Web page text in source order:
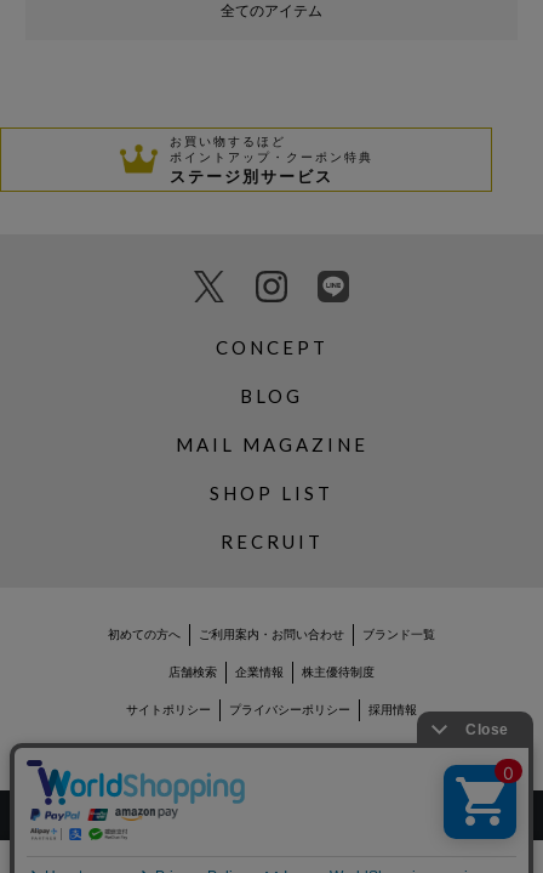
絞り込む
全てのアイテム
お買い物するほど
ポイントアップ・クーポン特典
ステージ別サービス
CONCEPT
BLOG
MAIL MAGAZINE
SHOP LIST
RECRUIT
初めての方へ ご利用案内・お問い合わせ ブランド一覧
店舗検索 企業情報 株主優待制度
サイトポリシー プライバシーポリシー 採用情報
Copyrights © WORLD CO.,LTD. All rights reserved.